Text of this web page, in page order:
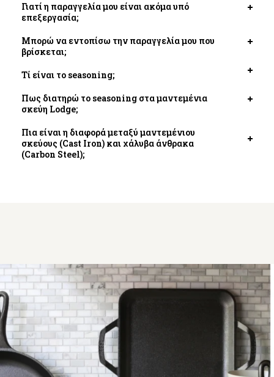
Γιατί η παραγγελία μου είναι ακόμα υπό
επεξεργασία;
Μπορώ να εντοπίσω την παραγγελία μου που
βρίσκεται;
tab
Τί είναι το seasoning;
tab
Πως διατηρώ το seasoning στα μαντεμένια
σκεύη Lodge;
Πια είναι η διαφορά μεταξύ μαντεμένιου
σκεύους (Cast Iron) και χάλυβα άνθρακα
(Carbon Steel);